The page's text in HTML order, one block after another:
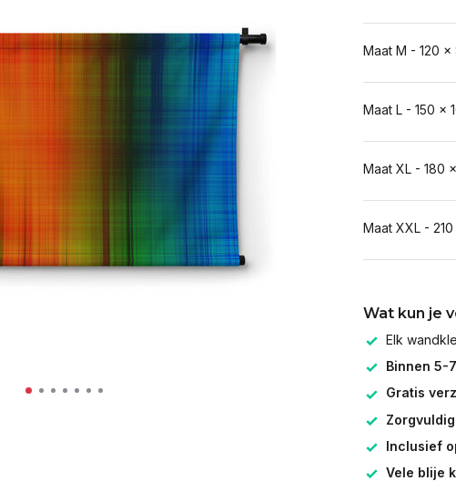
Maat M - 120 x
Maat L - 150 x
Maat XL - 180
Maat XXL -
Wat kun je
Elk
Binnen 5-
Gratis
Inclusief
Vele blije